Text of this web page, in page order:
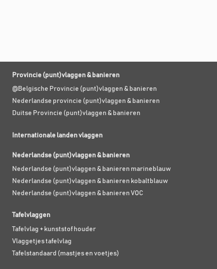
Provincie (punt)vlaggen & banieren
@Belgische Provincie (punt)vlaggen & banieren
Nederlandse provincie (punt)vlaggen & banieren
Duitse Provincie (punt)vlaggen & banieren
Internationale landen vlaggen
Nederlandse (punt)vlaggen & banieren
Nederlandse (punt)vlaggen & banieren marineblauw
Nederlandse (punt)vlaggen & banieren kobaltblauw
Nederlandse (punt)vlaggen & banieren VOC
Tafelvlaggen
Tafelvlag + kunststof houder
Vlaggetjes tafelvlag
Tafelstandaard (mastjes en voetjes)